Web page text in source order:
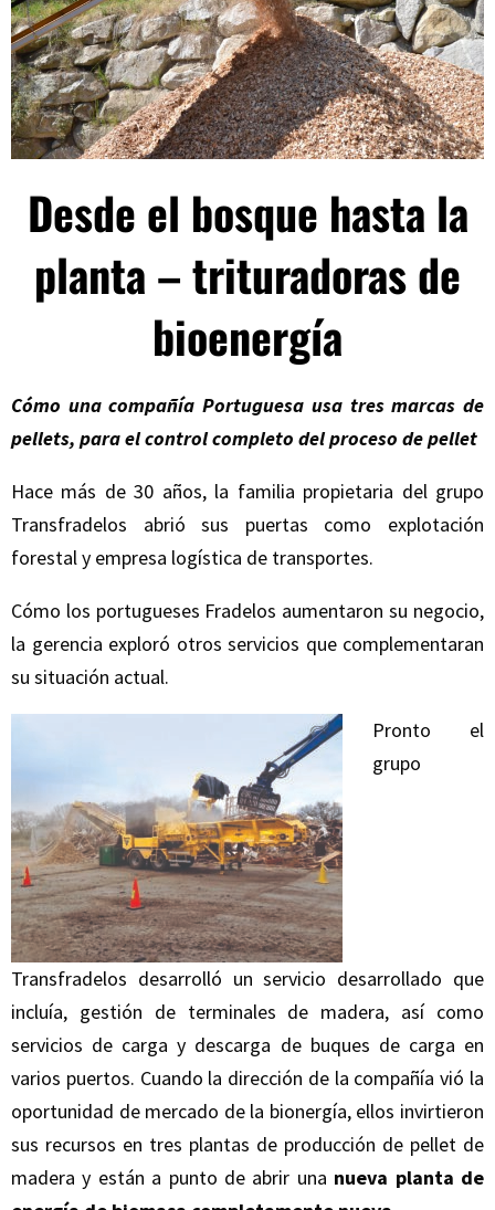
Desde el bosque hasta la
planta – trituradoras de
bioenergía
Cómo una compañía Portuguesa usa tres marcas de
pellets, para el control completo del proceso de pellet
Hace más de 30 años, la familia propietaria del grupo
Transfradelos abrió sus puertas como explotación
forestal y empresa logística de transportes.
Cómo los portugueses Fradelos aumentaron su negocio,
la gerencia exploró otros servicios que complementaran
su situación actual.
Pronto el
grupo
Transfradelos desarrolló un servicio desarrollado que
incluía, gestión de terminales de madera, así como
servicios de carga y descarga de buques de carga en
varios puertos. Cuando la dirección de la compañía vió la
oportunidad de mercado de la bionergía, ellos invirtieron
sus recursos en tres plantas de producción de pellet de
madera y están a punto de abrir una nueva planta de